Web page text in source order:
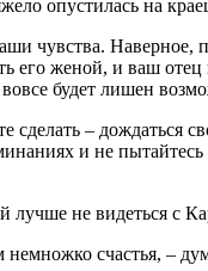
опустилась на
чувства.
его женой, и ваш
будет лишен
сделать – дождаться
и не
не видеться с
счастья, –